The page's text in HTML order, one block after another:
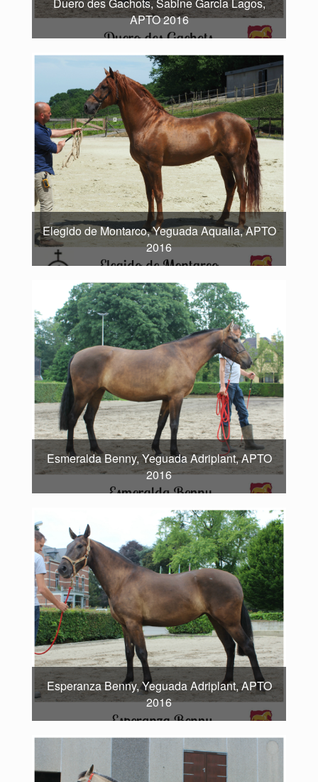
APTO 2016
Elegido de Montarco, Yeguada Aqualia, APTO
2016
Esmeralda Benny, Yeguada Adriplant, APTO
2016
Esperanza Benny, Yeguada Adriplant, APTO
2016